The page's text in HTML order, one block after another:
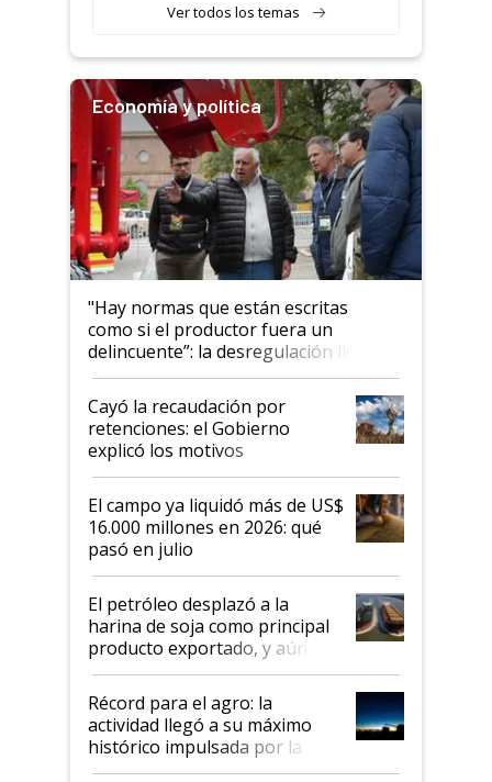
Ver todos los temas
Economía y política
"Hay normas que están escritas
como si el productor fuera un
delincuente”: la desregulación llegó
al Congreso Aapresid y hasta se
habló del financiamiento al IPCVA
Cayó la recaudación por
retenciones: el Gobierno
explicó los motivos
El campo ya liquidó más de US$
16.000 millones en 2026: qué
pasó en julio
El petróleo desplazó a la
harina de soja como principal
producto exportado, y aún así
el agro aportó casi seis de cada
diez dólares y sostuvo el
liderazgo en un semestre
récord
Récord para el agro: la
actividad llegó a su máximo
histórico impulsada por la
cosecha y las exportaciones